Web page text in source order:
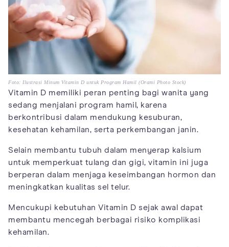
Foto: Ilustrasi Minum Vitamin D untuk Program Hamil (Orami Photo Stock)
Vitamin D memiliki peran penting bagi wanita yang
sedang menjalani program hamil, karena
berkontribusi dalam mendukung kesuburan,
kesehatan kehamilan, serta perkembangan janin.
Selain membantu tubuh dalam menyerap kalsium
untuk memperkuat tulang dan gigi, vitamin ini juga
berperan dalam menjaga keseimbangan hormon dan
meningkatkan kualitas sel telur.
Mencukupi kebutuhan Vitamin D sejak awal dapat
membantu mencegah berbagai risiko komplikasi
kehamilan.